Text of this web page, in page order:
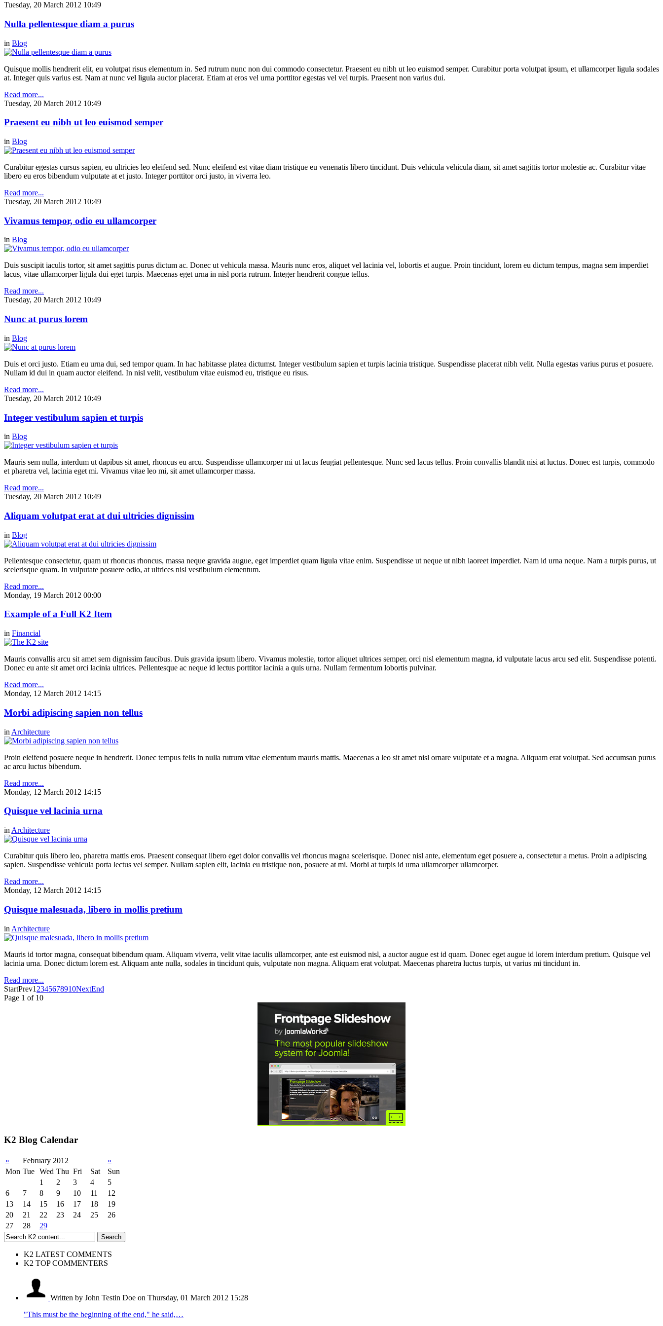
Tuesday, 20 March 2012 10:49
Nulla pellentesque diam a purus
in Blog
Quisque mollis hendrerit elit, eu volutpat risus elementum in. Sed rutrum nunc non dui commodo consectetur. Praesent eu nibh ut leo euismod semper. Curabitur porta volutpat ipsum, et ullamcorper ligula sodales
at. Integer quis varius est. Nam at nunc vel ligula auctor placerat. Etiam at eros vel urna porttitor egestas vel vel turpis. Praesent non varius dui.
Read more...
Tuesday, 20 March 2012 10:49
Praesent eu nibh ut leo euismod semper
in Blog
Curabitur egestas cursus sapien, eu ultricies leo eleifend sed. Nunc eleifend est vitae diam tristique eu venenatis libero tincidunt. Duis vehicula vehicula diam, sit amet sagittis tortor molestie ac. Curabitur vitae
libero eu eros bibendum vulputate at et justo. Integer porttitor orci justo, in viverra leo.
Read more...
Tuesday, 20 March 2012 10:49
Vivamus tempor, odio eu ullamcorper
in Blog
Duis suscipit iaculis tortor, sit amet sagittis purus dictum ac. Donec ut vehicula massa. Mauris nunc eros, aliquet vel lacinia vel, lobortis et augue. Proin tincidunt, lorem eu dictum tempus, magna sem imperdiet
lacus, vitae ullamcorper ligula dui eget turpis. Maecenas eget urna in nisl porta rutrum. Integer hendrerit congue tellus.
Read more...
Tuesday, 20 March 2012 10:49
Nunc at purus lorem
in Blog
Duis et orci justo. Etiam eu urna dui, sed tempor quam. In hac habitasse platea dictumst. Integer vestibulum sapien et turpis lacinia tristique. Suspendisse placerat nibh velit. Nulla egestas varius purus et posuere.
Nullam id dui in quam auctor eleifend. In nisl velit, vestibulum vitae euismod eu, tristique eu risus.
Read more...
Tuesday, 20 March 2012 10:49
Integer vestibulum sapien et turpis
in Blog
Mauris sem nulla, interdum ut dapibus sit amet, rhoncus eu arcu. Suspendisse ullamcorper mi ut lacus feugiat pellentesque. Nunc sed lacus tellus. Proin convallis blandit nisi at luctus. Donec est turpis, commodo
et pharetra vel, lacinia eget mi. Vivamus vitae leo mi, sit amet ullamcorper massa.
Read more...
Tuesday, 20 March 2012 10:49
Aliquam volutpat erat at dui ultricies dignissim
in Blog
Pellentesque consectetur, quam ut rhoncus rhoncus, massa neque gravida augue, eget imperdiet quam ligula vitae enim. Suspendisse ut neque ut nibh laoreet imperdiet. Nam id urna neque. Nam a turpis purus, ut
scelerisque quam. In vulputate posuere odio, at ultrices nisl vestibulum elementum.
Read more...
Monday, 19 March 2012 00:00
Example of a Full K2 Item
in Financial
Mauris convallis arcu sit amet sem dignissim faucibus. Duis gravida ipsum libero. Vivamus molestie, tortor aliquet ultrices semper, orci nisl elementum magna, id vulputate lacus arcu sed elit. Suspendisse potenti.
Donec eu ante sit amet orci lacinia ultrices. Pellentesque ac neque id lectus porttitor lacinia a quis urna. Nullam fermentum lobortis pulvinar.
Read more...
Monday, 12 March 2012 14:15
Morbi adipiscing sapien non tellus
in Architecture
Proin eleifend posuere neque in hendrerit. Donec tempus felis in nulla rutrum vitae elementum mauris mattis. Maecenas a leo sit amet nisl ornare vulputate et a magna. Aliquam erat volutpat. Sed accumsan purus
ac arcu luctus bibendum.
Read more...
Monday, 12 March 2012 14:15
Quisque vel lacinia urna
in Architecture
Curabitur quis libero leo, pharetra mattis eros. Praesent consequat libero eget dolor convallis vel rhoncus magna scelerisque. Donec nisl ante, elementum eget posuere a, consectetur a metus. Proin a adipiscing
sapien. Suspendisse vehicula porta lectus vel semper. Nullam sapien elit, lacinia eu tristique non, posuere at mi. Morbi at turpis id urna ullamcorper ullamcorper.
Read more...
Monday, 12 March 2012 14:15
Quisque malesuada, libero in mollis pretium
in Architecture
Mauris id tortor magna, consequat bibendum quam. Aliquam viverra, velit vitae iaculis ullamcorper, ante est euismod nisl, a auctor augue est id quam. Donec eget augue id lorem interdum pretium. Quisque vel
lacinia urna. Donec dictum lorem est. Aliquam ante nulla, sodales in tincidunt quis, vulputate non magna. Aliquam erat volutpat. Maecenas pharetra luctus turpis, ut varius mi tincidunt in.
Read more...
StartPrev1 2345678910NextEnd
Page 1 of 10
K2 Blog Calendar
« February 2012
»
Mon Tue Wed Thu Fri Sat
Sun
1
2 3 4
5
6
7 8 9 10 11
12
13
14 15 16 17 18
19
20
21 22 23 24 25
26
27
28 29
K2 LATEST COMMENTS
K2 TOP COMMENTERS
Written by John Testin Doe on Thursday, 01 March 2012 15:28
"This must be the beginning of the end," he said,…